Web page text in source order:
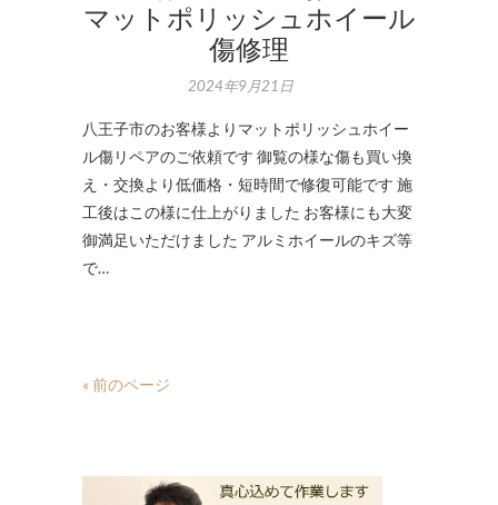
マットポリッシュホイール
傷修理
2024年9月21日
八王子市のお客様よりマットポリッシュホイー
ル傷リペアのご依頼です 御覧の様な傷も買い換
え・交換より低価格・短時間で修復可能です 施
工後はこの様に仕上がりました お客様にも大変
御満足いただけました アルミホイールのキズ等
で…
« 前のページ